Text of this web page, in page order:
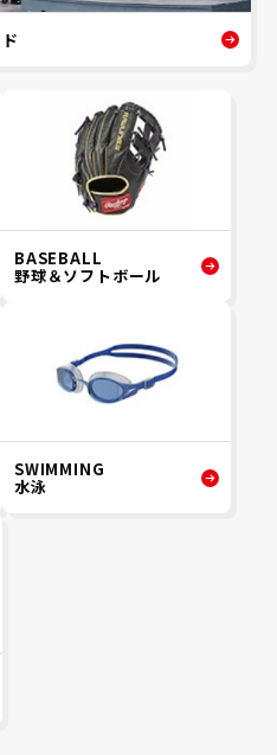
BASEBALL
野球＆ソフトボール
SWIMMING
水泳